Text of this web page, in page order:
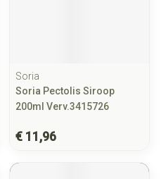
Soria
Soria Pectolis Siroop
200ml Verv.3415726
€ 11,96